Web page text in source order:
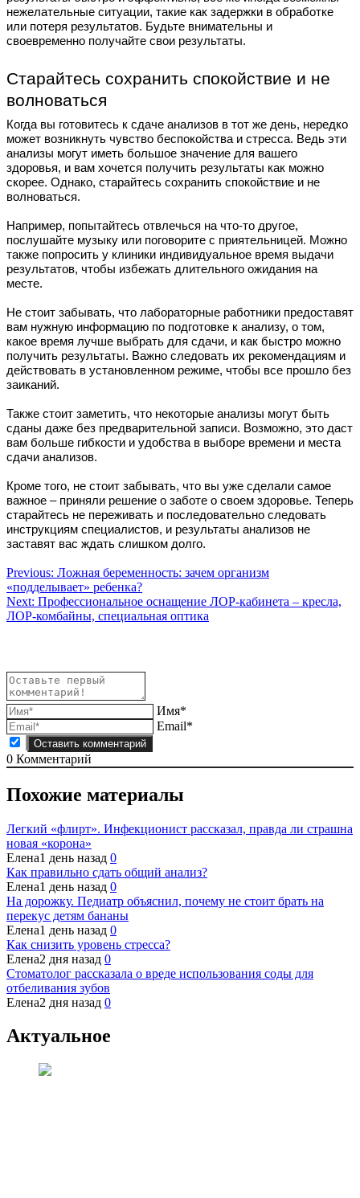
нежелательные ситуации, такие как задержки в обработке
или потеря результатов. Будьте внимательны и
своевременно получайте свои результаты.
Старайтесь сохранить спокойствие и не
волноваться
Когда вы готовитесь к сдаче анализов в тот же день, нередко
может возникнуть чувство беспокойства и стресса. Ведь эти
анализы могут иметь большое значение для вашего
здоровья, и вам хочется получить результаты как можно
скорее. Однако, старайтесь сохранить спокойствие и не
волноваться.
Например, попытайтесь отвлечься на что-то другое,
послушайте музыку или поговорите с приятельницей. Можно
также попросить у клиники индивидуальное время выдачи
результатов, чтобы избежать длительного ожидания на
месте.
Не стоит забывать, что лабораторные работники предоставят
вам нужную информацию по подготовке к анализу, о том,
какое время лучше выбрать для сдачи, и как быстро можно
получить результаты. Важно следовать их рекомендациям и
действовать в установленном режиме, чтобы все прошло без
заиканий.
Также стоит заметить, что некоторые анализы могут быть
сданы даже без предварительной записи. Возможно, это даст
вам больше гибкости и удобства в выборе времени и места
сдачи анализов.
Кроме того, не стоит забывать, что вы уже сделали самое
важное – приняли решение о заботе о своем здоровье. Теперь
старайтесь не переживать и последовательно следовать
инструкциям специалистов, и результаты анализов не
заставят вас ждать слишком долго.
Навигация
по
записям
Previous: Ложная беременность: зачем организм
«подделывает» ребенка?
Next: Профессиональное оснащение ЛОР-кабинета – кресла,
ЛОР-комбайны, специальная оптика
Имя*
Email*
0 Комментарий
Похожие материалы
Легкий «флирт». Инфекционист рассказал, правда ли страшна
новая «корона»
Елена1 день назад 0
Как правильно сдать общий анализ?
Елена1 день назад 0
На дорожку. Педиатр объяснил, почему не стоит брать на
перекус детям бананы
Елена1 день назад 0
Как снизить уровень стресса?
Елена2 дня назад 0
Стоматолог рассказала о вреде использования соды для
отбеливания зубов
Елена2 дня назад 0
Актуальное